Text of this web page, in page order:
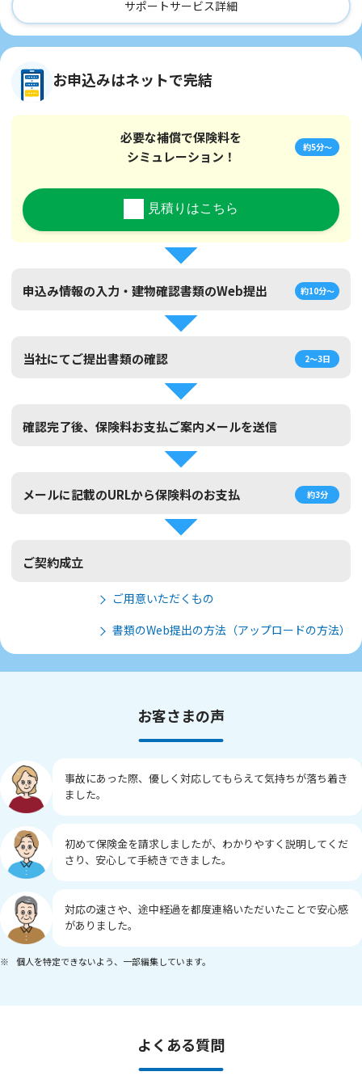
サポートサービス詳細
お申込みはネットで完結
必要な補償で保険料を
シミュレーション！
約5分～
見積りはこちら
申込み情報の入力・建物確認書類のWeb提出 約10分～
当社にてご提出書類の確認 2～3日
確認完了後、保険料お支払ご案内メールを送信
メールに記載のURLから保険料のお支払 約3分
ご契約成立
ご用意いただくもの
書類のWeb提出の方法（アップロードの方法）
お客さまの声
事故にあった際、優しく対応してもらえて気持ちが落ち着き
ました。
初めて保険金を請求しましたが、わかりやすく説明してくだ
さり、安心して手続きできました。
対応の速さや、途中経過を都度連絡いただいたことで安心感
がありました。
※ 個人を特定できないよう、一部編集しています。
よくある質問